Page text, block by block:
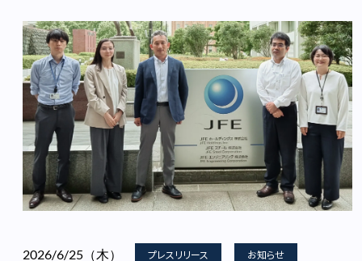
2026/6/25（木） プレスリリース お知らせ